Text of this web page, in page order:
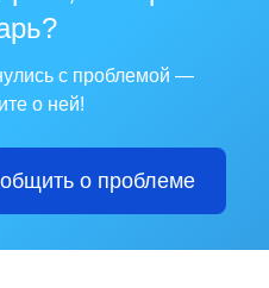
с проблемой —
о ней!
о проблеме